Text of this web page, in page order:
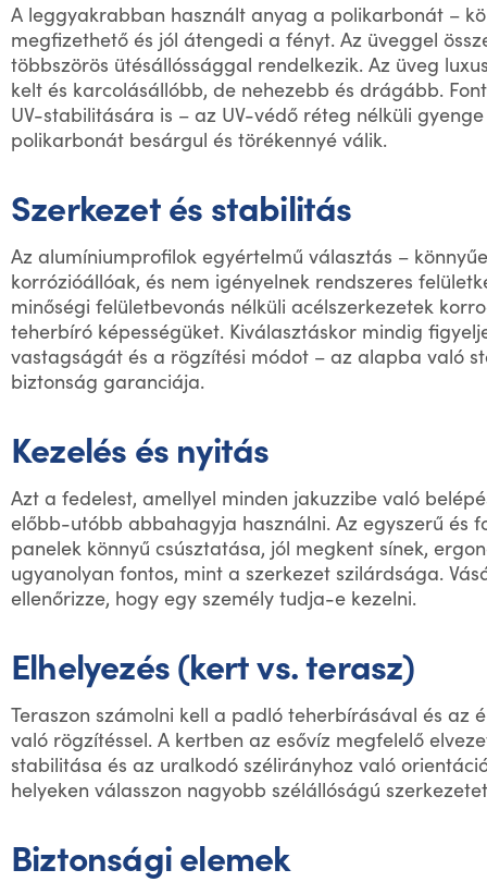
A leggyakrabban használt anyag a polikarbonát –
megfizethető és jól átengedi a fényt. Az üveggel
többszörös ütésállóssággal rendelkezik. Az üveg
kelt és karcolásállóbb, de nehezebb és drágább.
UV-stabilitására is – az UV-védő réteg nélküli
polikarbonát besárgul és törékennyé válik.
Szerkezet és stabilitás
Az alumíniumprofilok egyértelmű választás –
korrózióállóak, és nem igényelnek rendszeres
minőségi felületbevonás nélküli acélszerkezetek
teherbíró képességüket. Kiválasztáskor mindig
vastagságát és a rögzítési módot – az alapba való
biztonság garanciája.
Kezelés és nyitás
Azt a fedelest, amellyel minden jakuzzibe való
előbb-utóbb abbahagyja használni. Az egyszerű és
panelek könnyű csúsztatása, jól megkent sínek,
ugyanolyan fontos, mint a szerkezet szilárdsága.
ellenőrizze, hogy egy személy tudja-e kezelni.
Elhelyezés (kert vs. terasz)
Teraszon számolni kell a padló teherbírásával és az
való rögzítéssel. A kertben az esővíz megfelelő
stabilitása és az uralkodó szélirányhoz való
helyeken válasszon nagyobb szélállóságú
Biztonsági elemek